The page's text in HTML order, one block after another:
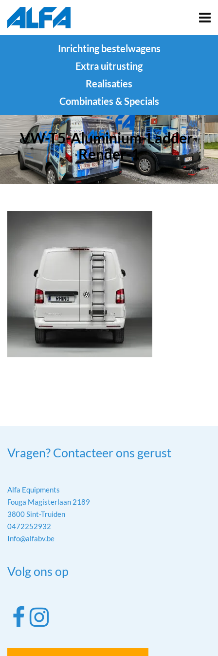
Inrichting bestelwagens
Extra uitrusting
Realisaties
Combinaties & Specials
VW-T5-Aluminium-Ladder-
Render-1
Vragen? Contacteer ons gerust
Alfa Equipments
Fouga Magisterlaan 2189
3800 Sint-Truiden
0472252932
Info@alfabv.be
Volg ons op